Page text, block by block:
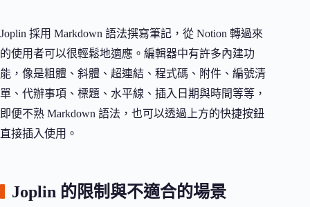
Joplin 採用 Markdown 語法撰寫筆記，從 Notion 轉過來
的使用者可以很輕鬆地適應。編輯器中有許多內建功
能，像是粗體、斜體、超連結、程式碼、附件、編號清
單、代辦事項、標題、水平線、插入日期與時間等等，
即便不熟 Markdown 語法，也可以透過上方的快捷按鈕
直接插入使用。
Joplin 的限制與不適合的場景